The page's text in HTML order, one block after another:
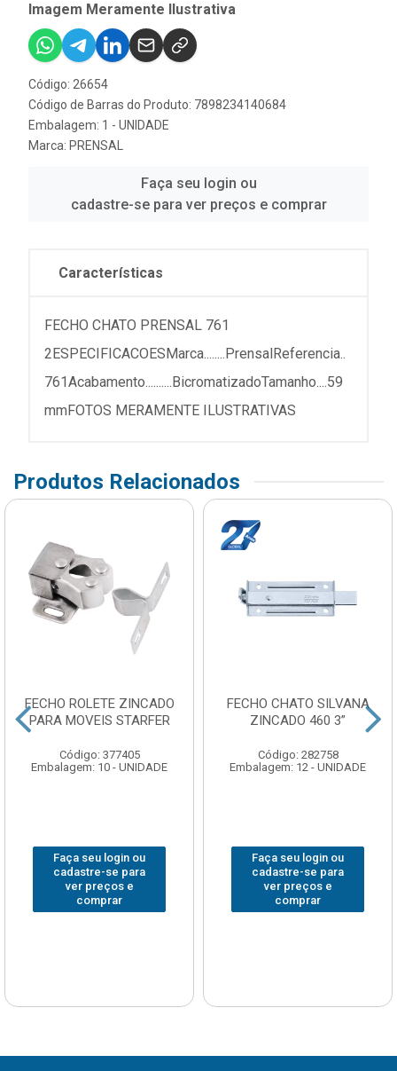
Imagem Meramente Ilustrativa
Código: 26654
Código de Barras do Produto: 7898234140684
Embalagem: 1 - UNIDADE
Marca: PRENSAL
Faça seu login ou
cadastre-se para ver preços e comprar
Características
FECHO CHATO PRENSAL 761
2ESPECIFICACOESMarca........PrensalReferencia..
761Acabamento..........BicromatizadoTamanho....59
mmFOTOS MERAMENTE ILUSTRATIVAS
Produtos Relacionados
FECHO ROLETE ZINCADO
PARA MOVEIS STARFER
Código: 377405
Embalagem: 10 - UNIDADE
Faça seu login ou
cadastre-se para
ver preços e
comprar
FECHO CHATO SILVANA
ZINCADO 460 3”
Código: 282758
Embalagem: 12 - UNIDADE
Faça seu login ou
cadastre-se para
ver preços e
comprar